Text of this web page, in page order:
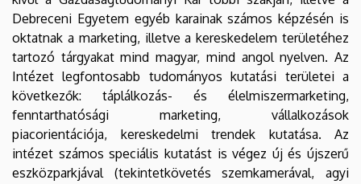
Debreceni Egyetem egyéb karainak számos képzésén is
oktatnak a marketing, illetve a kereskedelem területéhez
tartozó tárgyakat mind magyar, mind angol nyelven. Az
Intézet legfontosabb tudományos kutatási területei a
következők: táplálkozás- és élelmiszermarketing,
fenntarthatósági marketing, vállalkozások
piacorientációja, kereskedelmi trendek kutatása. Az
intézet számos speciális kutatást is végez új és újszerű
eszközparkjával (tekintetkövetés szemkamerával, agyi